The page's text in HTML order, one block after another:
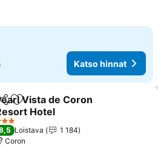
Katso hinnat
Lisää suosikkeihin
Vista de Coron
Hotel
Tähtiluokitus
Loistava
1 184
Coron